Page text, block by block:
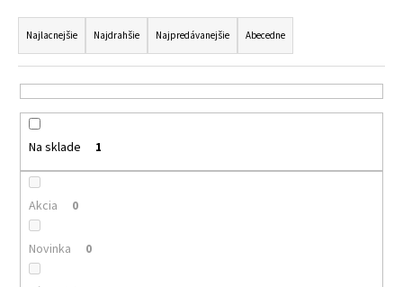
R
a
d
e
n
e
p
o
u
Najlacnejšie Najdrahšie Najpredávanejšie Abecedne
Na sklade 1
Akcia 0
Novinka 0
j
e
t
e
n
á
s
?